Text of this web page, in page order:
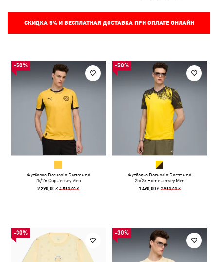
СКИДКА 5%И БЕСПЛАТНАЯ ДОСТАВКА ПРИ ОПЛАТЕ ОНЛАЙН
-50%
Футболка Borussia Dortmund
25/26 Cup Jersey Men
2 290,00 ₴4 590,00 ₴
-50%
Футболка Borussia Dortmund
25/26 Home Jersey Men
1 490,00 ₴2 990,00 ₴
-30% -30%